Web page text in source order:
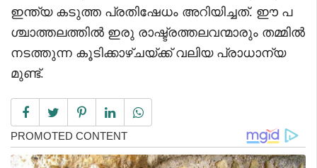
ഇന്ത്യ കടുത്ത പ്രതിഷേധം അറിയിച്ചത്. ഈ പ
ശ്ചാത്തലത്തിൽ ഇരു രാഷ്ട്രത്തലവന്മാരും തമ്മിൽ
നടത്തുന്ന കൂടിക്കാഴ്ചയ്ക്ക് വലിയ പ്രാധാന്യ
മുണ്ട്.